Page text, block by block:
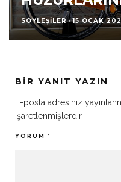
SÖYLEŞILER · 15 OCAK
BIR YANIT YAZIN
E-posta adresiniz
işaretlenmişlerdir
YORUM *